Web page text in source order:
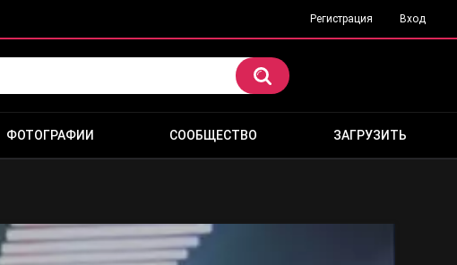
Регистрация Вход
ФОТОГРАФИИ СООБЩЕСТВО ЗАГРУЗИТЬ